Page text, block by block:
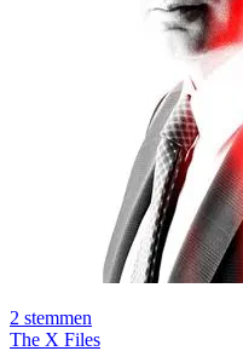
2 stemmen
The X Files